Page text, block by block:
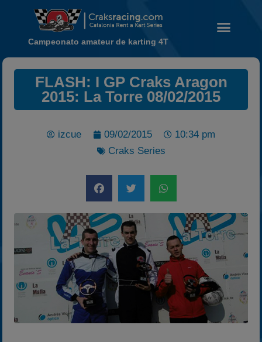
Noticias
Calendario
Carreras finalizadas
Campeonato
Temporada 2026
2022
2023
2025
Estadísticas
Preguntas Frecuentes
Campeonato amateur de karting 4T
FLASH: I GP Craks Aragon
2015: La Torre 08/02/2015
izcue 09/02/2015
10:34 pm
Craks Series